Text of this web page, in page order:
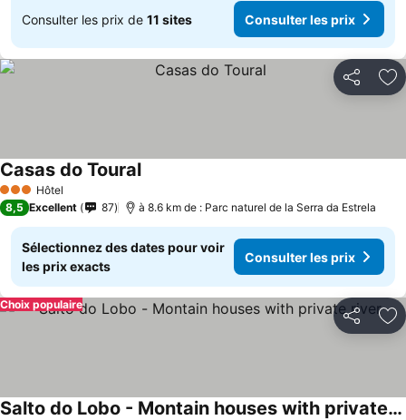
Consulter les prix de 11 sites Consulter les prix
Partager
3 ÉtoilesHôtel
Casas do TouralConsulter les prix
8,5 Excellent 87 à 8.6 km de : Parc naturel de la Serra da Estrela
Sélectionnez des dates pour voir
les prix exacts
Consulter les prix
Partager
Choix populaire
Salto do Lobo - Montain houses with private river